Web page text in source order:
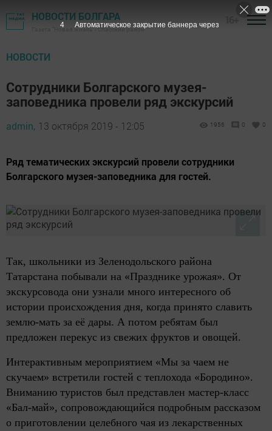
НОВОСТИ БОЛГАРА
Газета "Новая жизнь" - Спасский район
НОВОСТИ
Сотрудники Болгарского музея-
заповедника провели ряд экскурсий
admin, 13 октября 2019 - 12:05 1956 0 0
Ряд тематических экскурсий провели сотрудники
Болгарского музея-заповедника для гостей.
Так, школьники из Зеленодольского района
Татарстана побывали на «Празднике урожая». От
экскурсовода они узнали много интересного об
истории происхождения дня, когда принято славить
землю-мать за её дары. А потом ребятам был
предложен перекус из свежих фруктов и овощей.
Интерактивным мероприятием «Мы за чаем не
скучаем» встретили гостей с теплохода «Бородино».
Вниманию туристов был представлен мастер-класс
«Бал-май», сопровождающийся подробным рассказом
о приготовлении целебного чая из лекарственных
3 Автоматическое закрытие баннера через